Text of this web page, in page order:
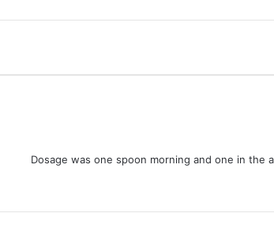
Dosage was one spoon morning and one in the